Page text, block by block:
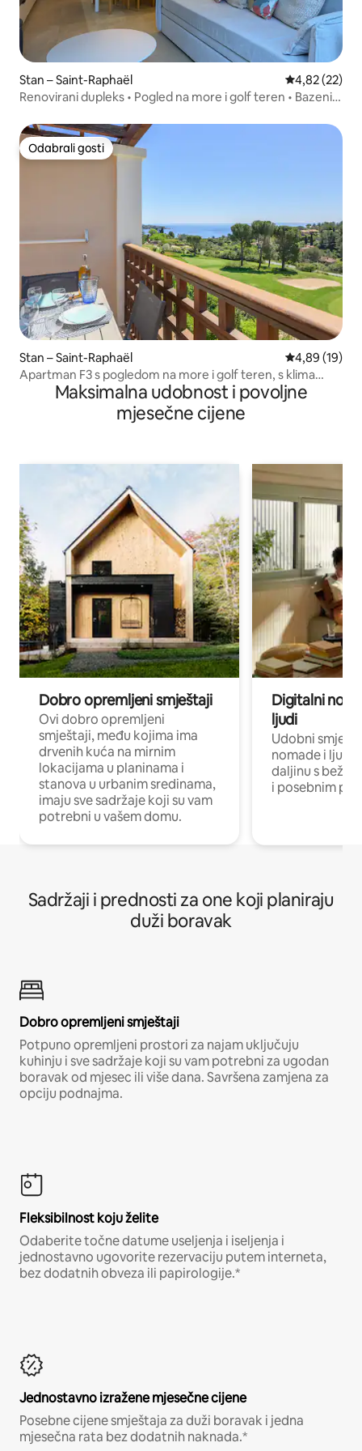
Stan – Saint-Raphaël Prosječna
4,82 (22)
Renovirani dupleks • Pogled na more i golf teren • Bazeni •
Odabrali gosti
Odabrali gosti
Stan – Saint-Raphaël Prosječna
4,89 (19)
Apartman F3 s pogledom na more i golf teren, s klima
uređajem i natkrivenim parkingom
Maksimalna udobnost i povoljne
mjesečne cijene
Dobro opremljeni smještaji
Ovi dobro opremljeni
smještaji, među kojima ima
drvenih kuća na mirnim
lokacijama u planinama i
stanova u urbanim sredinama,
imaju sve sadržaje koji su vam
potrebni u vašem domu.
Digitalni
ljudi
Udobni
nomade i ljude
daljinu s
i posebnim
Sadržaji i prednosti za one koji planiraju
duži boravak
Dobro opremljeni smještaji
Potpuno opremljeni prostori za najam uključuju
kuhinju i sve sadržaje koji su vam potrebni za ugodan
boravak od mjesec ili više dana. Savršena zamjena za
opciju podnajma.
Fleksibilnost koju želite
Odaberite točne datume useljenja i iseljenja i
jednostavno ugovorite rezervaciju putem interneta,
bez dodatnih obveza ili papirologije.*
Jednostavno izražene mjesečne cijene
Posebne cijene smještaja za duži boravak i jedna
mjesečna rata bez dodatnih naknada.*